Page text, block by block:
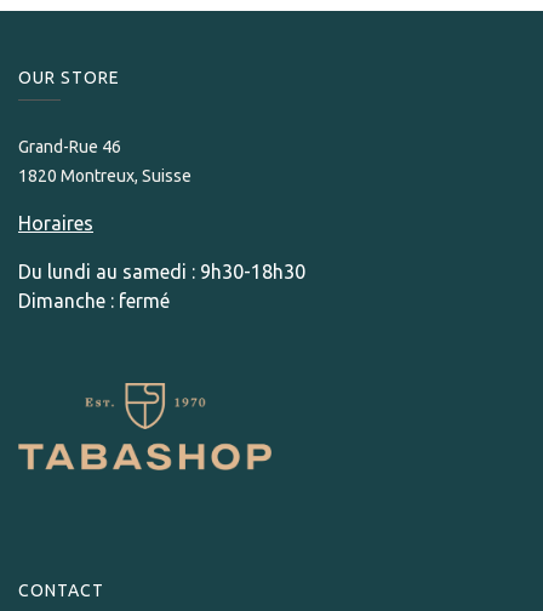
OUR STORE​
Grand-Rue 46
1820 Montreux, Suisse
Horaires
Du lundi au samedi : 9h30-18h30
Dimanche : fermé
CONTACT